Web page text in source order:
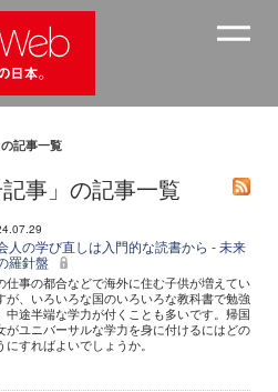
記事一覧
事」の記事一覧
人の学び直しは入門的な読書から - 未来
羅針盤
仕事の都合などで海外に住む子供が増えてい
が、いろいろな国のいろいろな教科書で勉強
中途半端な学力が付くことも多いです。帰国
がユニバーサルな学力を身に付けるにはどの
にすればよいでしょうか。